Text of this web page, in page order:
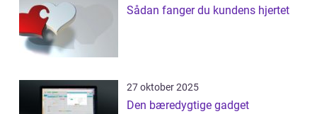
Sådan fanger du kundens hjertet
27 oktober 2025
Den bæredygtige gadget